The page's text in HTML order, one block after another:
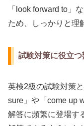
「look forward to」
ため、しっかりと理
試験対策に役立つ
英検2級の試験対策
sure」や「come up
解答に頻繁に登場す